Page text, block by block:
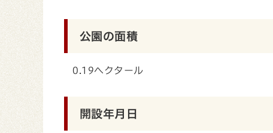
公園の面積
0.19ヘクタール
開設年月日